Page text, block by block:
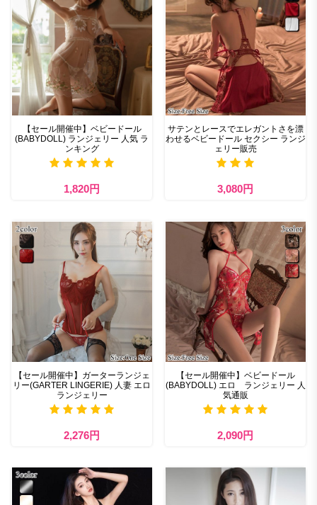
【セール開催中】ベビードール
(BABYDOLL) ランジェリー 人気 ラ
ンキング
1,820円
サテンとレースでエレガントさを漂
わせるベビードール セクシー ランジ
ェリー販売
3,080円
【セール開催中】ガーターランジェ
リー(GARTER LINGERIE) 人妻 エロ
ランジェリー
2,276円
【セール開催中】ベビードール
(BABYDOLL) エロ ランジェリー 人
気通販
2,090円